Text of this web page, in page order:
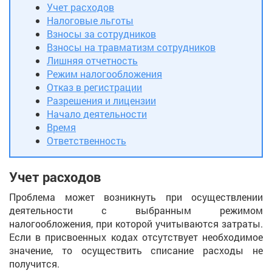
Учет расходов
Налоговые льготы
Взносы за сотрудников
Взносы на травматизм сотрудников
Лишняя отчетность
Режим налогообложения
Отказ в регистрации
Разрешения и лицензии
Начало деятельности
Время
Ответственность
Учет расходов
Проблема может возникнуть при осуществлении
деятельности с выбранным режимом
налогообложения, при которой учитываются затраты.
Если в присвоенных кодах отсутствует необходимое
значение, то осуществить списание расходы не
получится.